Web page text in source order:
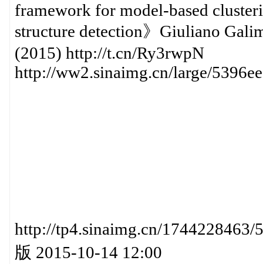
framework for model-based
structure detection》Giuliano
(2015) http://t.cn/Ry3rwpN
http://ww2.sinaimg.cn/large/
http://tp4.sinaimg.cn/
版 2015-10-14 12:00